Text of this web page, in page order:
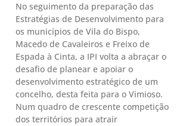
No seguimento da preparação das
Estratégias de Desenvolvimento para
os municípios de Vila do Bispo,
Macedo de Cavaleiros e Freixo de
Espada à Cinta, a IPI volta a abraçar o
desafio de planear e apoiar o
desenvolvimento estratégico de um
concelho, desta feita para o Vimioso.
Num quadro de crescente competição
dos territórios para atrair